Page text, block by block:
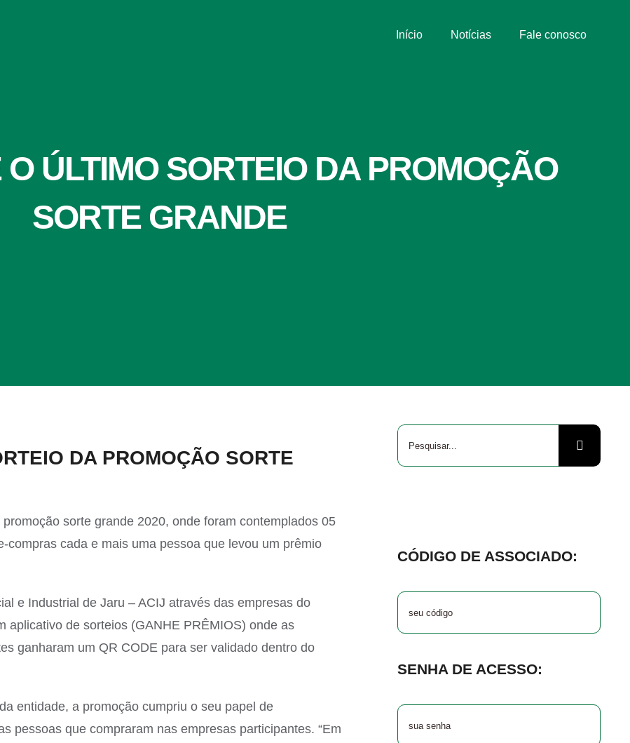
Início Notícias Fale conosco
ÚLTIMO SORTEIO DA PROMOÇÃO
SORTE GRANDE
DA PROMOÇÃO SORTE
sorte grande 2020, onde foram contemplados 05
cada e mais uma pessoa que levou um prêmio
e Industrial de Jaru – ACIJ através das empresas do
aplicativo de sorteios (GANHE PRÊMIOS) onde as
ganharam um QR CODE para ser validado dentro do
entidade, a promoção cumpriu o seu papel de
pessoas que compraram nas empresas participantes. “Em
Buscar
resultados
CÓDIGO DE ASSOCIADO:
SENHA DE ACESSO: